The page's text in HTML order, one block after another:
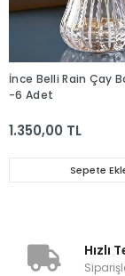
İnce Belli Rain Çay
-6 Adet
1.350,00 TL
Sepete
Hızlı